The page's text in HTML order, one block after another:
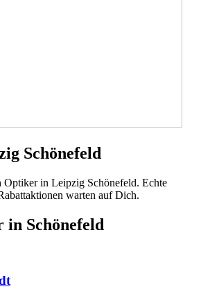
Schönefeld
Optiker in Leipzig Schönefeld. Echte
warten auf Dich.
in Schönefeld